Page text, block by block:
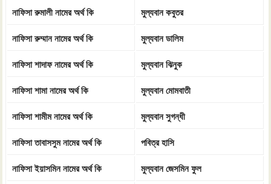
নাফিসা রুমালী নামের অর্থ কি মুল্যবান কবুতর
নাফিসা রুম্মান নামের অর্থ কি মুল্যবান ডালিম
নাফিসা শাদাফ নামের অর্থ কি মুল্যবান ঝিনুক
নাফিসা শামা নামের অর্থ কি মুল্যবান মোমবাতী
নাফিসা শামীম নামের অর্থ কি মুল্যবান সুগন্ধী
নাফিসা তাবাসসুম নামের অর্থ কি পবিত্র হাসি
নাফিসা ইয়াসমিন নামের অর্থ কি মুল্যবান জেসমিন ফুল